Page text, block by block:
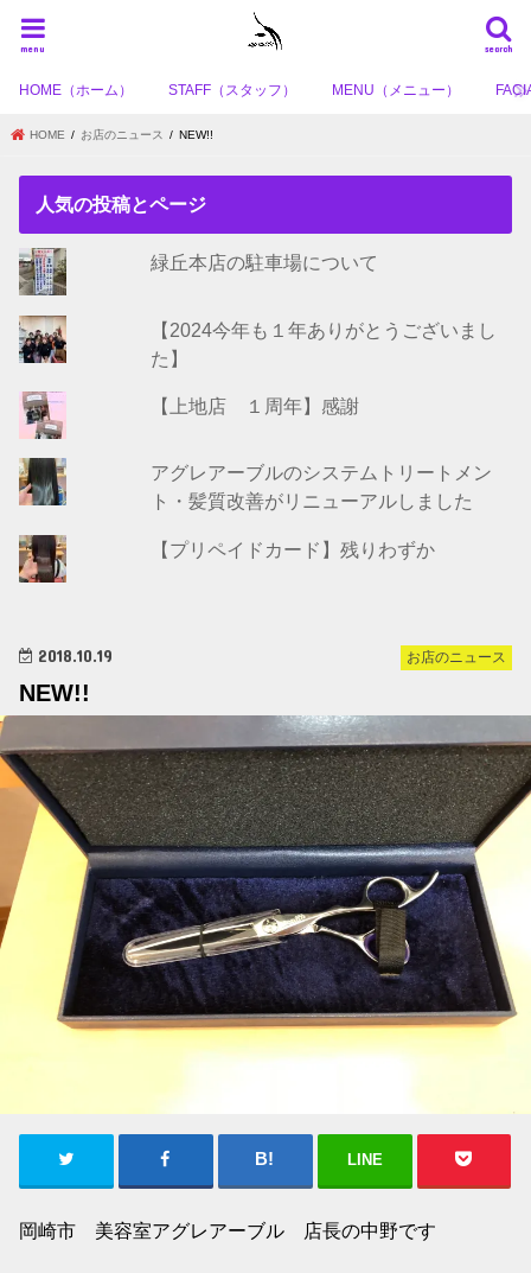
search
menu
HOME（ホーム） STAFF（スタッフ） MENU（メニュー）
HOME お店のニュース NEW!!
人気の投稿とページ
緑丘本店の駐車場について
【2024今年も１年ありがとうございまし
た】
【上地店 １周年】感謝
アグレアーブルのシステムトリートメン
ト・髪質改善がリニューアルしました
【プリペイドカード】残りわずか
お店のニュース
2018.10.19
NEW!!
LINE
岡崎市 美容室アグレアーブル 店長の中野です